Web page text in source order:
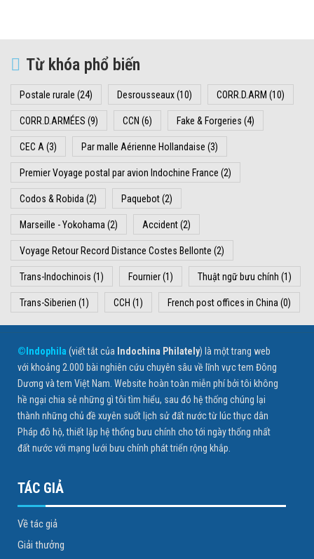
Từ khóa phổ biến
Postale rurale (24) Desrousseaux(10) CORR.D.ARM (10)
CORR.D.ARMÉES (9) CCN (6) Fake & Forgeries (4)
CEC A (3) Par malle Aérienne Hollandaise (3)
Premier Voyage postal par avion Indochine France (2)
Codos & Robida (2) Paquebot(2)
Marseille - Yokohama (2) Accident(2)
Voyage Retour Record Distance Costes Bellonte (2)
Trans-Indochinois (1) Fournier(1) Thuật ngữ bưu chính (1)
Trans-Siberien (1) CCH (1) French post offices in China (0)
©Indophila (viết tắt của Indochina Philately) là một trang web
với khoảng 2.000 bài nghiên cứu chuyên sâu về lĩnh vực tem Đông
Dương và tem Việt Nam. Website hoàn toàn miễn phí bởi tôi không
hề ngại chia sẻ những gì tôi tìm hiểu, sau đó hệ thống chúng lại
thành những chủ đề xuyên suốt lịch sử đất nước từ lúc thực dân
Pháp đô hộ, thiết lập hệ thống bưu chính cho tới ngày thống nhất
đất nước với mạng lưới bưu chính phát triển rộng khắp.
TÁC GIẢ
Về tác giả
Giải thưởng